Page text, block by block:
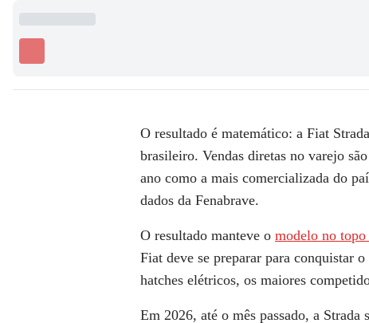
O resultado é matemático: a Fiat
brasileiro. Vendas diretas no varejo
ano como a mais comercializada do
dados da Fenabrave.
O resultado manteve o modelo no
Fiat deve se preparar para conquistar
hatches elétricos, os maiores
Em 2026, até o mês passado, a